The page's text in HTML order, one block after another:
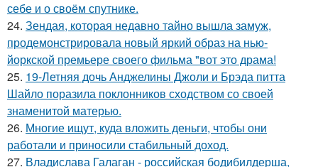
себе и о своём спутнике.
24. Зендая, которая недавно тайно вышла замуж,
продемонстрировала новый яркий образ на нью-
йоркской премьере своего фильма "вот это драма!
25. 19-Летняя дочь Анджелины Джоли и Брэда питта
Шайло поразила поклонников сходством со своей
знаменитой матерью.
26. Многие ищут, куда вложить деньги, чтобы они
работали и приносили стабильный доход.
27. Владислава Галаган - российская бодибилдерша,